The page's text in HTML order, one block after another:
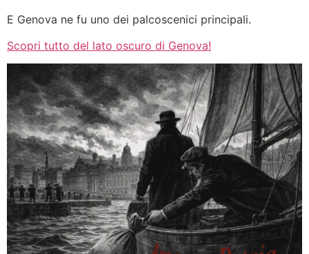
E Genova ne fu uno dei palcoscenici principali.
Scopri tutto del lato oscuro di Genova!